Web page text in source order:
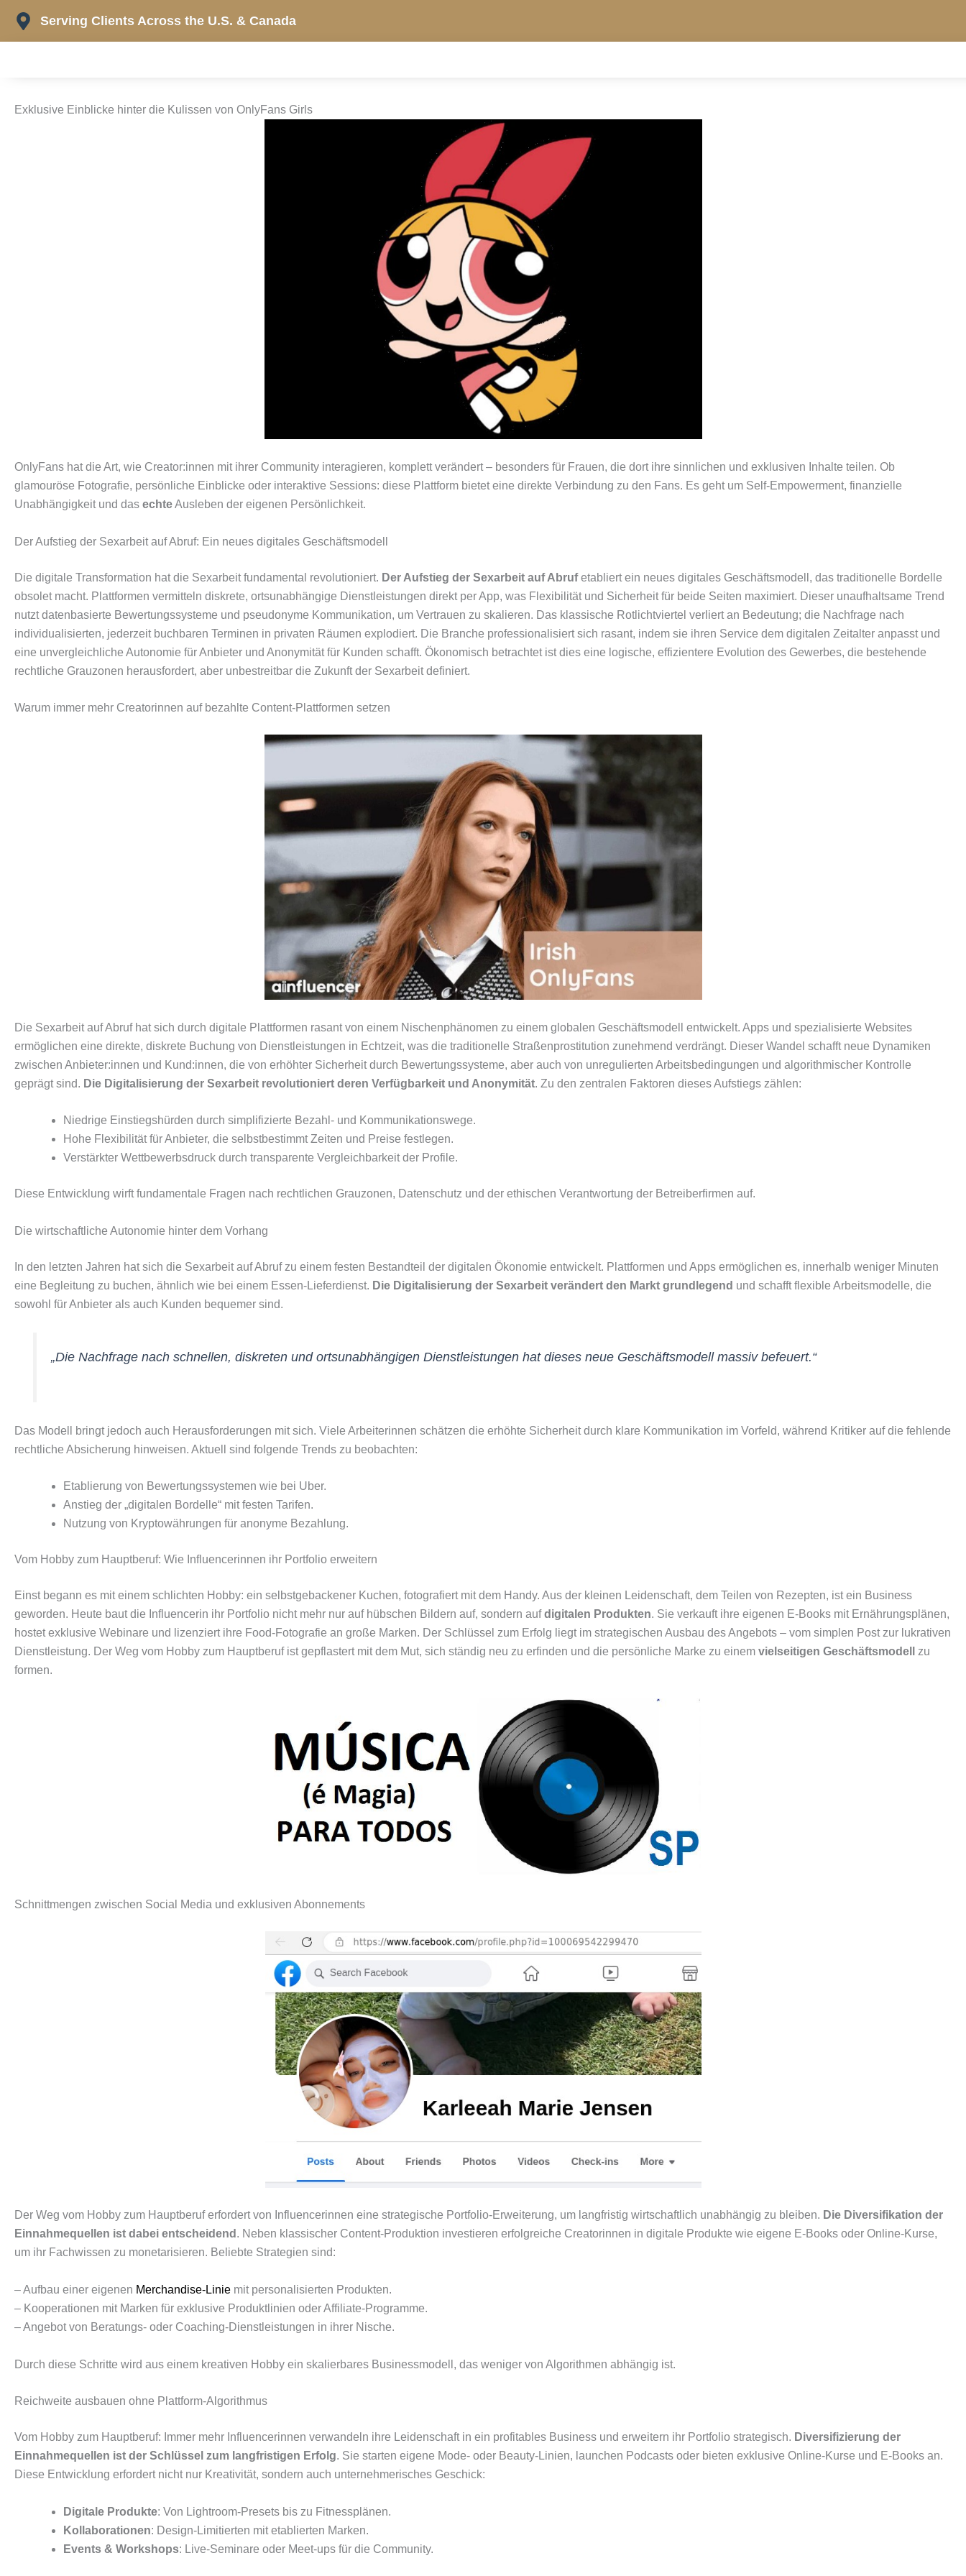
content
Serving Clients Across the U.S. & Canada
Exklusive Einblicke hinter die Kulissen von OnlyFans Girls
OnlyFans hat die Art, wie Creator:innen mit ihrer Community interagieren, komplett verändert – besonders für Frauen, die dort ihre sinnlichen und exklusiven Inhalte teilen. Ob
glamouröse Fotografie, persönliche Einblicke oder interaktive Sessions: diese Plattform bietet eine direkte Verbindung zu den Fans. Es geht um Self-Empowerment, finanzielle
Unabhängigkeit und das echteAusleben der eigenen Persönlichkeit.
Der Aufstieg der Sexarbeit auf Abruf: Ein neues digitales Geschäftsmodell
Die digitale Transformation hat die Sexarbeit fundamental revolutioniert. Der Aufstieg der Sexarbeit auf Abrufetabliert ein neues digitales Geschäftsmodell, das traditionelle Bordelle
obsolet macht. Plattformen vermitteln diskrete, ortsunabhängige Dienstleistungen direkt per App, was Flexibilität und Sicherheit für beide Seiten maximiert. Dieser unaufhaltsame Trend
nutzt datenbasierte Bewertungssysteme und pseudonyme Kommunikation, um Vertrauen zu skalieren. Das klassische Rotlichtviertel verliert an Bedeutung; die Nachfrage nach
individualisierten, jederzeit buchbaren Terminen in privaten Räumen explodiert. Die Branche professionalisiert sich rasant, indem sie ihren Service dem digitalen Zeitalter anpasst und
eine unvergleichliche Autonomie für Anbieter und Anonymität für Kunden schafft. Ökonomisch betrachtet ist dies eine logische, effizientere Evolution des Gewerbes, die bestehende
rechtliche Grauzonen herausfordert, aber unbestreitbar die Zukunft der Sexarbeit definiert.
Warum immer mehr Creatorinnen auf bezahlte Content-Plattformen setzen
Die Sexarbeit auf Abruf hat sich durch digitale Plattformen rasant von einem Nischenphänomen zu einem globalen Geschäftsmodell entwickelt. Apps und spezialisierte Websites
ermöglichen eine direkte, diskrete Buchung von Dienstleistungen in Echtzeit, was die traditionelle Straßenprostitution zunehmend verdrängt. Dieser Wandel schafft neue Dynamiken
zwischen Anbieter:innen und Kund:innen, die von erhöhter Sicherheit durch Bewertungssysteme, aber auch von unregulierten Arbeitsbedingungen und algorithmischer Kontrolle
geprägt sind. Die Digitalisierung der Sexarbeit revolutioniert deren Verfügbarkeit und Anonymität. Zu den zentralen Faktoren dieses Aufstiegs zählen:
Niedrige Einstiegshürden durch simplifizierte Bezahl- und Kommunikationswege.
Hohe Flexibilität für Anbieter, die selbstbestimmt Zeiten und Preise festlegen.
Verstärkter Wettbewerbsdruck durch transparente Vergleichbarkeit der Profile.
Diese Entwicklung wirft fundamentale Fragen nach rechtlichen Grauzonen, Datenschutz und der ethischen Verantwortung der Betreiberfirmen auf.
Die wirtschaftliche Autonomie hinter dem Vorhang
In den letzten Jahren hat sich die Sexarbeit auf Abruf zu einem festen Bestandteil der digitalen Ökonomie entwickelt. Plattformen und Apps ermöglichen es, innerhalb weniger Minuten
eine Begleitung zu buchen, ähnlich wie bei einem Essen-Lieferdienst. Die Digitalisierung der Sexarbeit verändert den Markt grundlegend und schafft flexible Arbeitsmodelle, die
sowohl für Anbieter als auch Kunden bequemer sind.
„Die Nachfrage nach schnellen, diskreten und ortsunabhängigen Dienstleistungen hat dieses neue Geschäftsmodell massiv befeuert.“
Das Modell bringt jedoch auch Herausforderungen mit sich. Viele Arbeiterinnen schätzen die erhöhte Sicherheit durch klare Kommunikation im Vorfeld, während Kritiker auf die fehlende
rechtliche Absicherung hinweisen. Aktuell sind folgende Trends zu beobachten:
Etablierung von Bewertungssystemen wie bei Uber.
Anstieg der „digitalen Bordelle“ mit festen Tarifen.
Nutzung von Kryptowährungen für anonyme Bezahlung.
Vom Hobby zum Hauptberuf: Wie Influencerinnen ihr Portfolio erweitern
Einst begann es mit einem schlichten Hobby: ein selbstgebackener Kuchen, fotografiert mit dem Handy. Aus der kleinen Leidenschaft, dem Teilen von Rezepten, ist ein Business
geworden. Heute baut die Influencerin ihr Portfolio nicht mehr nur auf hübschen Bildern auf, sondern aufdigitalen Produkten. Sie verkauft ihre eigenen E-Books mit Ernährungsplänen,
hostet exklusive Webinare und lizenziert ihre Food-Fotografie an große Marken. Der Schlüssel zum Erfolg liegt im strategischen Ausbau des Angebots – vom simplen Post zur lukrativen
Dienstleistung. Der Weg vom Hobby zum Hauptberuf ist gepflastert mit dem Mut, sich ständig neu zu erfinden und die persönliche Marke zu einem vielseitigen Geschäftsmodell
zu
formen.
Schnittmengen zwischen Social Media und exklusiven Abonnements
Der Weg vom Hobby zum Hauptberuf erfordert von Influencerinnen eine strategische Portfolio-Erweiterung, um langfristig wirtschaftlich unabhängig zu bleiben. Die Diversifikation der
Einnahmequellen ist dabei entscheidend . Neben klassischer Content-Produktion investieren erfolgreiche Creatorinnen in digitale Produkte wie eigene E-Books oder Online-Kurse,
um ihr Fachwissen zu monetarisieren. Beliebte Strategien sind:
– Aufbau einer eigenen Merchandise-Linie mit personalisierten Produkten.
– Kooperationen mit Marken für exklusive Produktlinien oder Affiliate-Programme.
– Angebot von Beratungs- oder Coaching-Dienstleistungen in ihrer Nische.
Durch diese Schritte wird aus einem kreativen Hobby ein skalierbares Businessmodell, das weniger von Algorithmen abhängig ist.
Reichweite ausbauen ohne Plattform-Algorithmus
Vom Hobby zum Hauptberuf: Immer mehr Influencerinnen verwandeln ihre Leidenschaft in ein profitables Business und erweitern ihr Portfolio strategisch. Diversifizierung der
Einnahmequellen ist der Schlüssel zum langfristigen Erfolg. Sie starten eigene Mode- oder Beauty-Linien, launchen Podcasts oder bieten exklusive Online-Kurse und E-Books an.
Diese Entwicklung erfordert nicht nur Kreativität, sondern auch unternehmerisches Geschick:
Digitale Produkte: Von Lightroom-Presets bis zu Fitnessplänen.
Kollaborationen: Design-Limitierten mit etablierten Marken.
Events & Workshops: Live-Seminare oder Meet-ups für die Community.